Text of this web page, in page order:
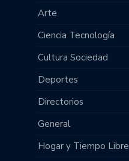
Arte
Ciencia Tecnología
Cultura Sociedad
Deportes
Directorios
General
Hogar y Tiempo Libre